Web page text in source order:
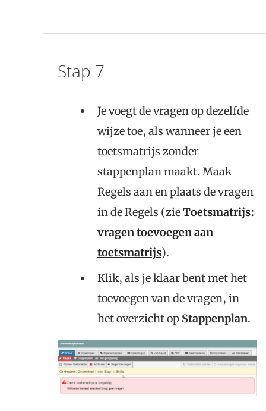
Stap 7
Je voegt de vragen op dezelfde
wijze toe, als wanneer je een
toetsmatrijs zonder
stappenplan maakt. Maak
Regels aan en plaats de vragen
in de Regels (zieToetsmatrijs:
vragen toevoegen aan
toetsmatrijs).
Klik, als je klaar bent met het
toevoegen van de vragen, in
het overzicht op Stappenplan.